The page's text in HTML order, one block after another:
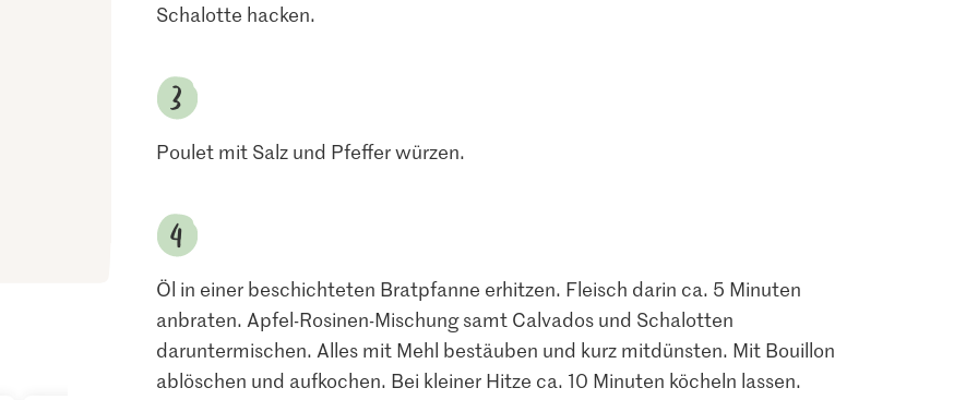
Schalotte hacken.
Poulet mit Salz und Pfeffer würzen.
Öl in einer beschichteten Bratpfanne erhitzen. Fleisch darin ca. 5 Minuten
anbraten. Apfel-Rosinen-Mischung samt Calvados und Schalotten
daruntermischen. Alles mit Mehl bestäuben und kurz mitdünsten. Mit Bouillon
ablöschen und aufkochen. Bei kleiner Hitze ca. 10 Minuten köcheln lassen.